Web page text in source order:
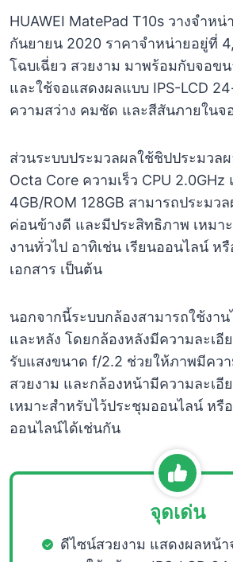
HUAWEI MatePad T10s วางจำห
กันยายน 2020 ราคาจำหน่ายอยู่ที่
โฉบเฉี่ยว สวยงาม มาพร้อมกับจอข
และใช้จอแสดงผลแบบ IPS-LCD
ความสว่าง คมชัด และสีสันภายในจ
ส่วนระบบประมวลผลใช้ชิปประมวล
Octa Core ความเร็ว CPU 2.0GHz
4GB/ROM 128GB สามารถประมว
ค่อนข้างดี และมีประสิทธิภาพ เหมา
งานทั่วไป อาทิเช่น เรียนออนไลน์ ห
เอกสาร เป็นต้น
นอกจากนี้ระบบกล้องสามารถใช้งา
และหลัง โดยกล้องหลังมีความละเอี
รับแสงขนาด f/2.2 ช่วยให้ภาพมีคว
สวยงาม และกล้องหน้ามีความละเอี
เหมาะสำหรับไว้ประชุมออนไลน์ หรื
ออนไลน์ได้เช่นกัน
จุดเด่น
ดีไซน์สวยงาม แสดงผลหน้